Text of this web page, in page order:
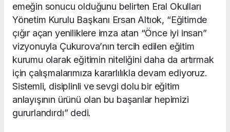
emeğin sonucu olduğunu belirten Eral Okulları
Yönetim Kurulu Başkanı Ersan Altıok, “Eğitimde
çığır açan yeniliklere imza atan “Önce iyi insan”
vizyonuyla Çukurova’nın tercih edilen eğitim
kurumu olarak eğitimin niteliğini daha da artırmak
için çalışmalarımıza kararlılıkla devam ediyoruz.
Sistemli, disiplinli ve sevgi dolu bir eğitim
anlayışının ürünü olan bu başarılar hepimizi
gururlandırdı” dedi.